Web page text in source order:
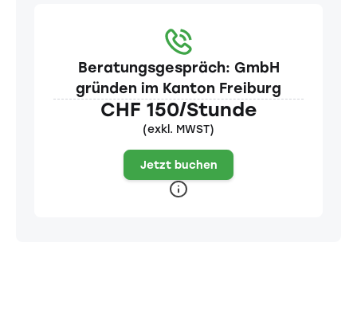
Beratungsgespräch: GmbH
gründen im Kanton Freiburg
CHF 150/Stunde
(exkl. MWST)
Jetzt buchen